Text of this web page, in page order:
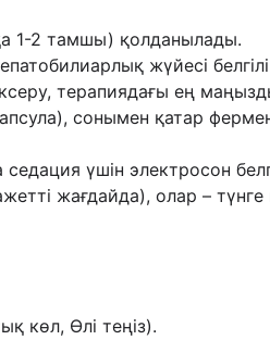
1-2 тамшы) қолданылады.
жүйесі
терапиядағы ең
сонымен қатар
үшін электросон
жағдайда), олар –
көл, Өлі теңіз).